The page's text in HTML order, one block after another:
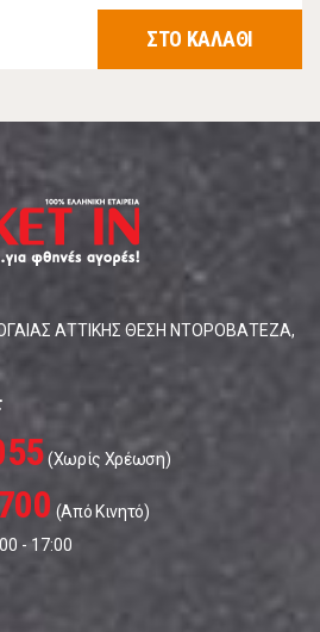
ΣΤΟ ΚΑΛΑΘΙ
ΑΤΤΙΚΗΣ ΘΕΣΗ ΝΤΟΡΟΒΑΤΕΖΑ,
(Χωρίς Χρέωση)
(Από Κινητό)
- 17:00